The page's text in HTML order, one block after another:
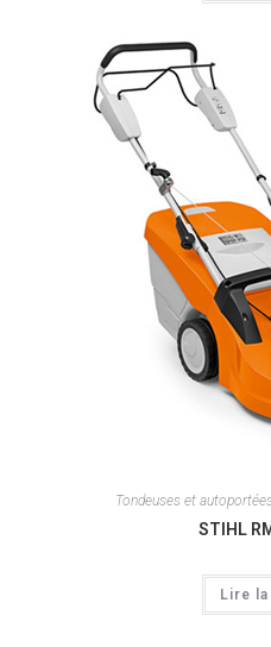
Tondeuses et
STIHL
Lire